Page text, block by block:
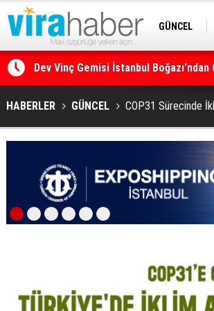
GÜNCEL
Ege Denizi’nin En Büyük Mercan
HABERLER GÜNCEL COP31 Sürecinde